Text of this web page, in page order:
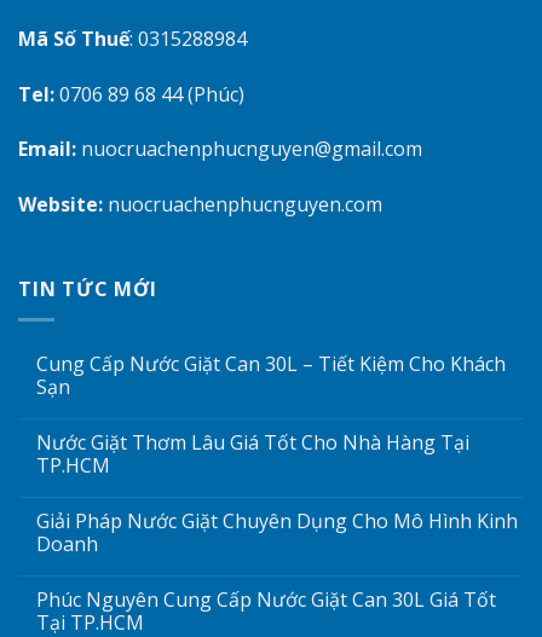
Mã Số Thuế: 0315288984
Tel:0706 89 68 44 (Phúc)
Email: nuocruachenphucnguyen@gmail.com
Website: nuocruachenphucnguyen.com
TIN TỨC MỚI
Cung Cấp Nước Giặt Can 30L – Tiết Kiệm Cho Khách
Sạn
Nước Giặt Thơm Lâu Giá Tốt Cho Nhà Hàng Tại
TP.HCM
Giải Pháp Nước Giặt Chuyên Dụng Cho Mô Hình Kinh
Doanh
Phúc Nguyên Cung Cấp Nước Giặt Can 30L Giá Tốt
Tại TP.HCM